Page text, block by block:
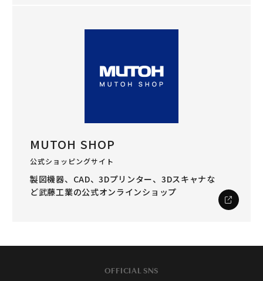
MUTOH SHOP
公式ショッピングサイト
製図機器、CAD、3Dプリンター、3Dスキャナな
ど武藤工業の公式オンラインショップ
OFFICIAL SNS